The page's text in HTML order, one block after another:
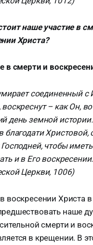
наше участие в
Христа?
в смерти и
соединенный с
– как Он,
день земной истории.
благодати Христовой,
чтобы
и в Его
Церкви, 1006)
воскресении Христа
наше
смерти и
в крещении. В